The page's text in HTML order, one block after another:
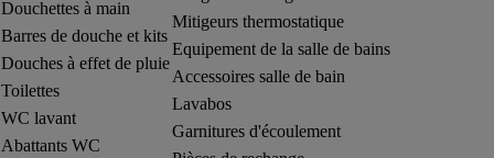
Douchettes à main
Barres de douche et kits
Douches à effet de pluie
Toilettes
WC lavant
Abattants WC
Mitigeurs thermostatique
Equipement de la salle de bains
Accessoires salle de bain
Lavabos
Garnitures d'écoulement